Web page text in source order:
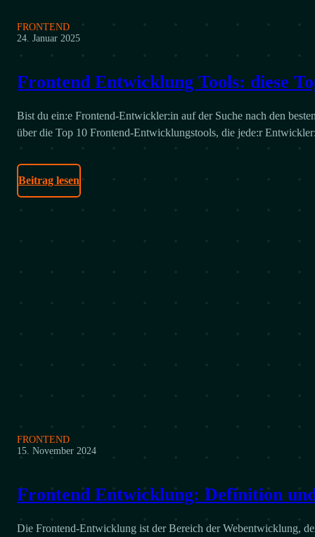
FRONTEND
24. Januar 2025
Frontend Entwicklung Tools: diese
Bist du ein:e Frontend-Entwickler:in auf der Suche nach den
über die Top 10 Frontend-Entwicklungstools, die jede:r
Beitrag lesen
FRONTEND
15. November 2024
Frontend Entwicklung: Definition
Die Frontend-Entwicklung ist der Bereich der Webentwicklung,